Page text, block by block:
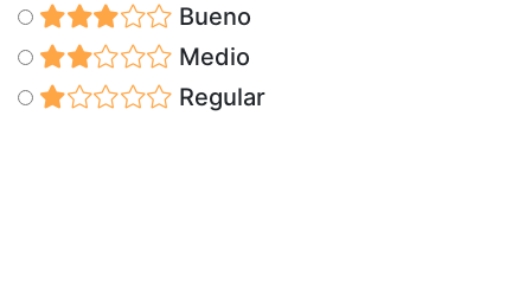
Bueno
Medio
Regular